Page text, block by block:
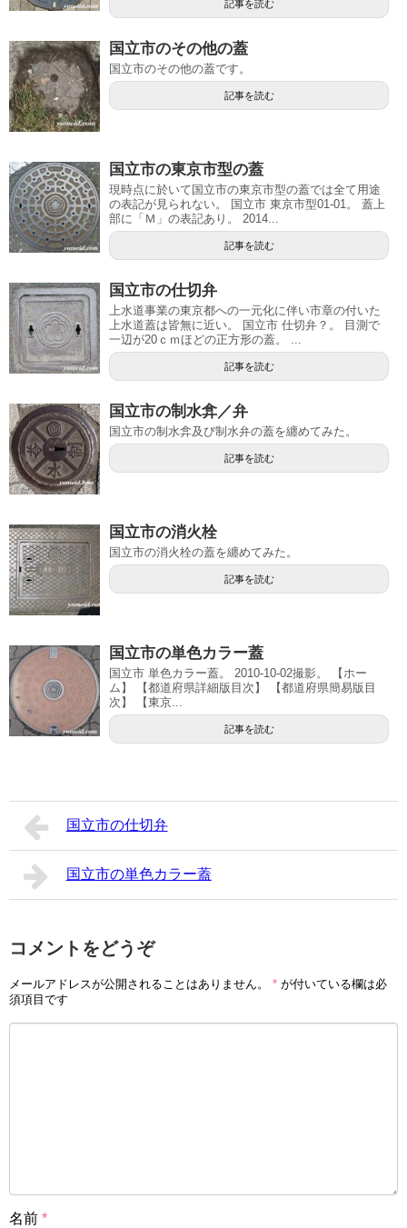
記事を読む
国立市のその他の蓋
国立市のその他の蓋です。
記事を読む
国立市の東京市型の蓋
現時点に於いて国立市の東京市型の蓋では全て用途
の表記が見られない。 国立市 東京市型01-01。 蓋上
部に「Ｍ」の表記あり。 2014...
記事を読む
国立市の仕切弁
上水道事業の東京都への一元化に伴い市章の付いた
上水道蓋は皆無に近い。 国立市 仕切弁？。 目測で
一辺が20ｃｍほどの正方形の蓋。 ...
記事を読む
国立市の制水弇／弁
国立市の制水弇及び制水弁の蓋を纏めてみた。
記事を読む
国立市の消火栓
国立市の消火栓の蓋を纏めてみた。
記事を読む
国立市の単色カラー蓋
国立市 単色カラー蓋。 2010-10-02撮影。 【ホー
ム】 【都道府県詳細版目次】 【都道府県簡易版目
次】 【東京...
記事を読む
国立市の仕切弁
国立市の単色カラー蓋
コメントをどうぞ
メールアドレスが公開されることはありません。 * が付いている欄は必
須項目です
名前 *